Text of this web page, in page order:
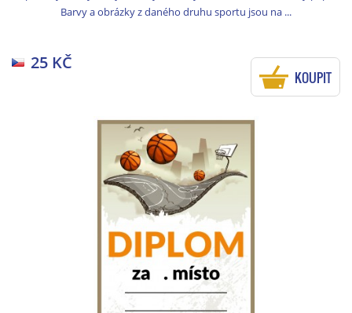
Barvy a obrázky z daného druhu sportu jsou na ...
25 KČ
KOUPIT